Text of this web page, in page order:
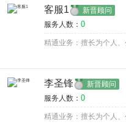
客服1 新晋顾问
服务人数： 0
精通业务：擅长为个人
李圣锋 新晋顾问
服务人数： 0
精通业务：擅长为个人